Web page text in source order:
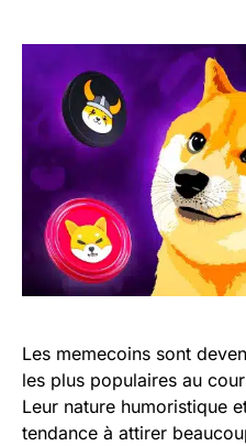
Les memecoins sont
les plus populaires au
Leur nature humoristique
tendance à attirer